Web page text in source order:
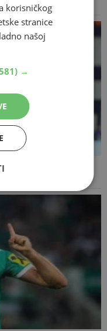
korisničkog
stranice
našoj
→